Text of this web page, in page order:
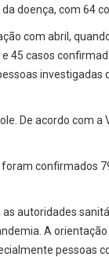
doença, com 64
com abril,
45 casos
investigadas
De acordo com a
confirmados
autoridades
A
pessoas